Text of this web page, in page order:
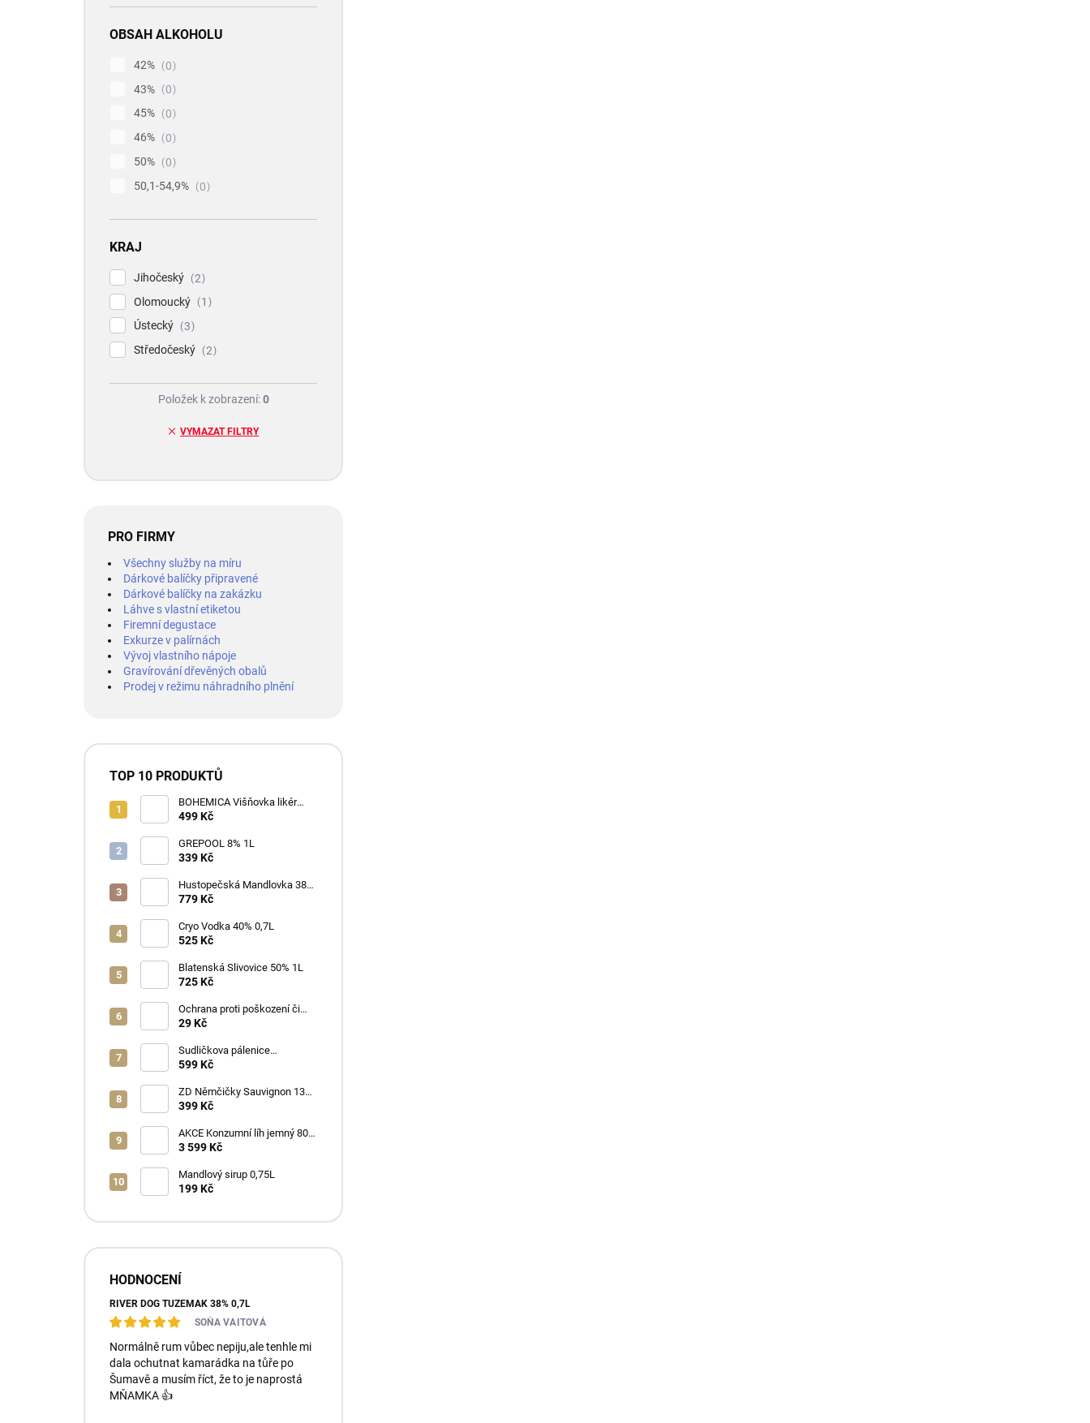
OBSAH ALKOHOLU
42%
0
43%
0
45%
0
46%
0
50%
0
50,1-54,9%
0
KRAJ
Jihočeský
2
Olomoucký
1
Ústecký
3
Středočeský
2
VYMAZAT FILTRY
Položek k zobrazení:0
PRO FIRMY
Všechny služby na míru
Dárkové balíčky připravené
Dárkové balíčky na zakázku
Láhve s vlastní etiketou
Firemní degustace
Exkurze v palírnách
Vývoj vlastního nápoje
Gravírování dřevěných obalů
Prodej v režimu náhradního plnění
TOP 10 PRODUKTŮ
BOHEMICA Višňovka likér
25% 0,7L
499 Kč
GREPOOL 8% 1L
339 Kč
Hustopečská Mandlovka 38%
1L
779 Kč
Cryo Vodka 40% 0,7L
525 Kč
Blatenská Slivovice 50% 1L
725 Kč
Ochrana proti poškození či
ztrátě
29 Kč
Sudličkova pálenice
Ořechovka 30% 0,7L
599 Kč
ZD Němčičky Sauvignon 13%
2025 Bag in Box 3L - suché
399 Kč
AKCE Konzumní líh jemný 80%
min 6x1L
3 599 Kč
Mandlový sirup 0,75L
199 Kč
HODNOCENÍ
RIVER DOG TUZEMÁK 38% 0,7L
SOŇA VAITOVÁ
Normálně rum vůbec nepiju,ale tenhle mi
dala ochutnat kamarádka na tůře po
Šumavě a musím říct, že to je naprostá
MŇAMKA 👍